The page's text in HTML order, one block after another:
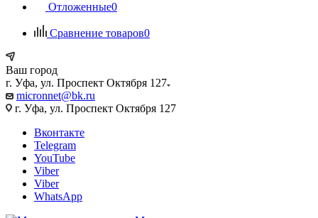
Отложенные0
Сравнение товаров0
Ваш город
г. Уфа, ул. Проспект Октября 127
micronnet@bk.ru
г. Уфа, ул. Проспект Октября 127
Вконтакте
Telegram
YouTube
Viber
Viber
WhatsApp